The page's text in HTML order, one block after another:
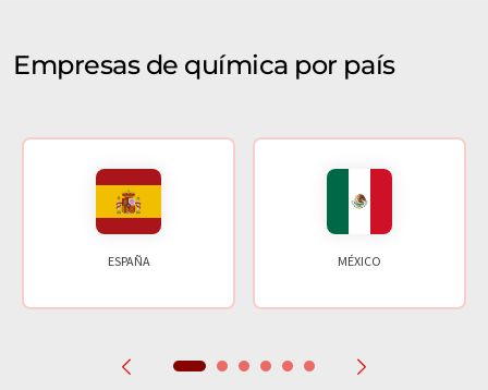
Empresas de química por país
ESPAÑA MÉXICO